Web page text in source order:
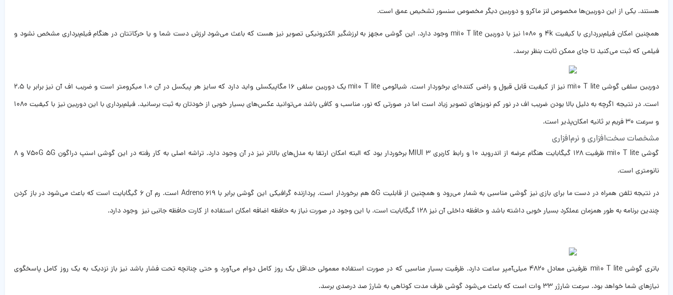
هستند. یکی از این دوربین‌ها مخصوص لنز ماکرو و دوربین دیگر مخصوص سنسور تشخیص عمق است.
همچنین امکان فیلم‌بررداری با کیفیت 4k و ‍۱۰۸۰ نیز با دوربین mi10 T lite وجود دارد. این گوشی مجهز به لرزشگیر الکترونیکی تصویر نیز هست که باعث می‌شود لرزش دست شما و یا حرکاتتان در هنگام فیلم‌برداری مشخص نشود و
فیلمی که ثبت می‌کنید تا جای ممکن ثابت بنظر برسد.
دوربین سلفی گوشی mi10 T lite نیز از کیفیت قابل قبول و راضی کننده‌ای برخوردار است. شیائومی mi10 T lite یک دوربین سلفی ۱۶ مگاپیکسلی واید دارد که سایز هر پیکسل در آن ۱.۰ میکرومتر است و ضریب اف آن نیز برابر با ۲.۵
است. در نتیجه اگرچه به دلیل بالا بودن ضریب اف در نور کم نویزهای تصویر زیاد است اما در صورتی که نور، مناسب و کافی باشد می‌توانید عکس‌های بسیار خوبی از خودتان به ثبت برسانید. فیلم‌برداری با این دوربین نیز با کیفیت ۱۰۸۰
و سرعت ۳۰ فریم بر ثانیه امکان‌پذیر است.
مشخصات سخت‌افزاری و نرم‌افزاری
گوشی mi10 T lite ظرفیت 128 گیگابایت هنگام عرضه از اندروید ۱۰ و رابط کاربری MIUI 3 برخوردار بود که البته امکان ارتقا به مدل‌های بالاتر نیز در آن وجود دارد. تراشه اصلی به کار رفته در این گوشی اسنپ دراگون 750G 5G و ۸
نانومتری است.
در نتیجه تلفن همراه در دست ما برای بازی نیز گوشی مناسبی به شمار می‌رود و همچنین از قابلیت 5G هم برخوردار است. پردازنده گرافیکی این گوشی برابر با Adreno 619 است. رم آن ۶ گیگابایت است که باعث می‌شود در باز کردن
چندین برنامه به طور همزمان عملکرد بسیار خوبی داشته باشد و حافظه داخلی آن نیز 128 گیگابایت است. با این وجود در صورت نیاز به حافظه اضافه امکان استفاده از کارت حافظه جانبی نیز وجود دارد.
باتری گوشی mi10 T lite ظرفیتی معادل ۴۸۲۰ میلی‌آمپر ساعت دارد. ظرفیت بسیار مناسبی که در صورت استفاده معمولی حداقل یک روز کامل دوام می‌آورد و حتی چنانچه تحت فشار باشد نیز باز نزدیک به یک روز کامل پاسخگوی
نیازهای شما خواهد بود. سرعت شارژر ۳۳ وات است که باعث می‌شود گوشی ظرف مدت کوتاهی به شارژ صد درصدی برسد.